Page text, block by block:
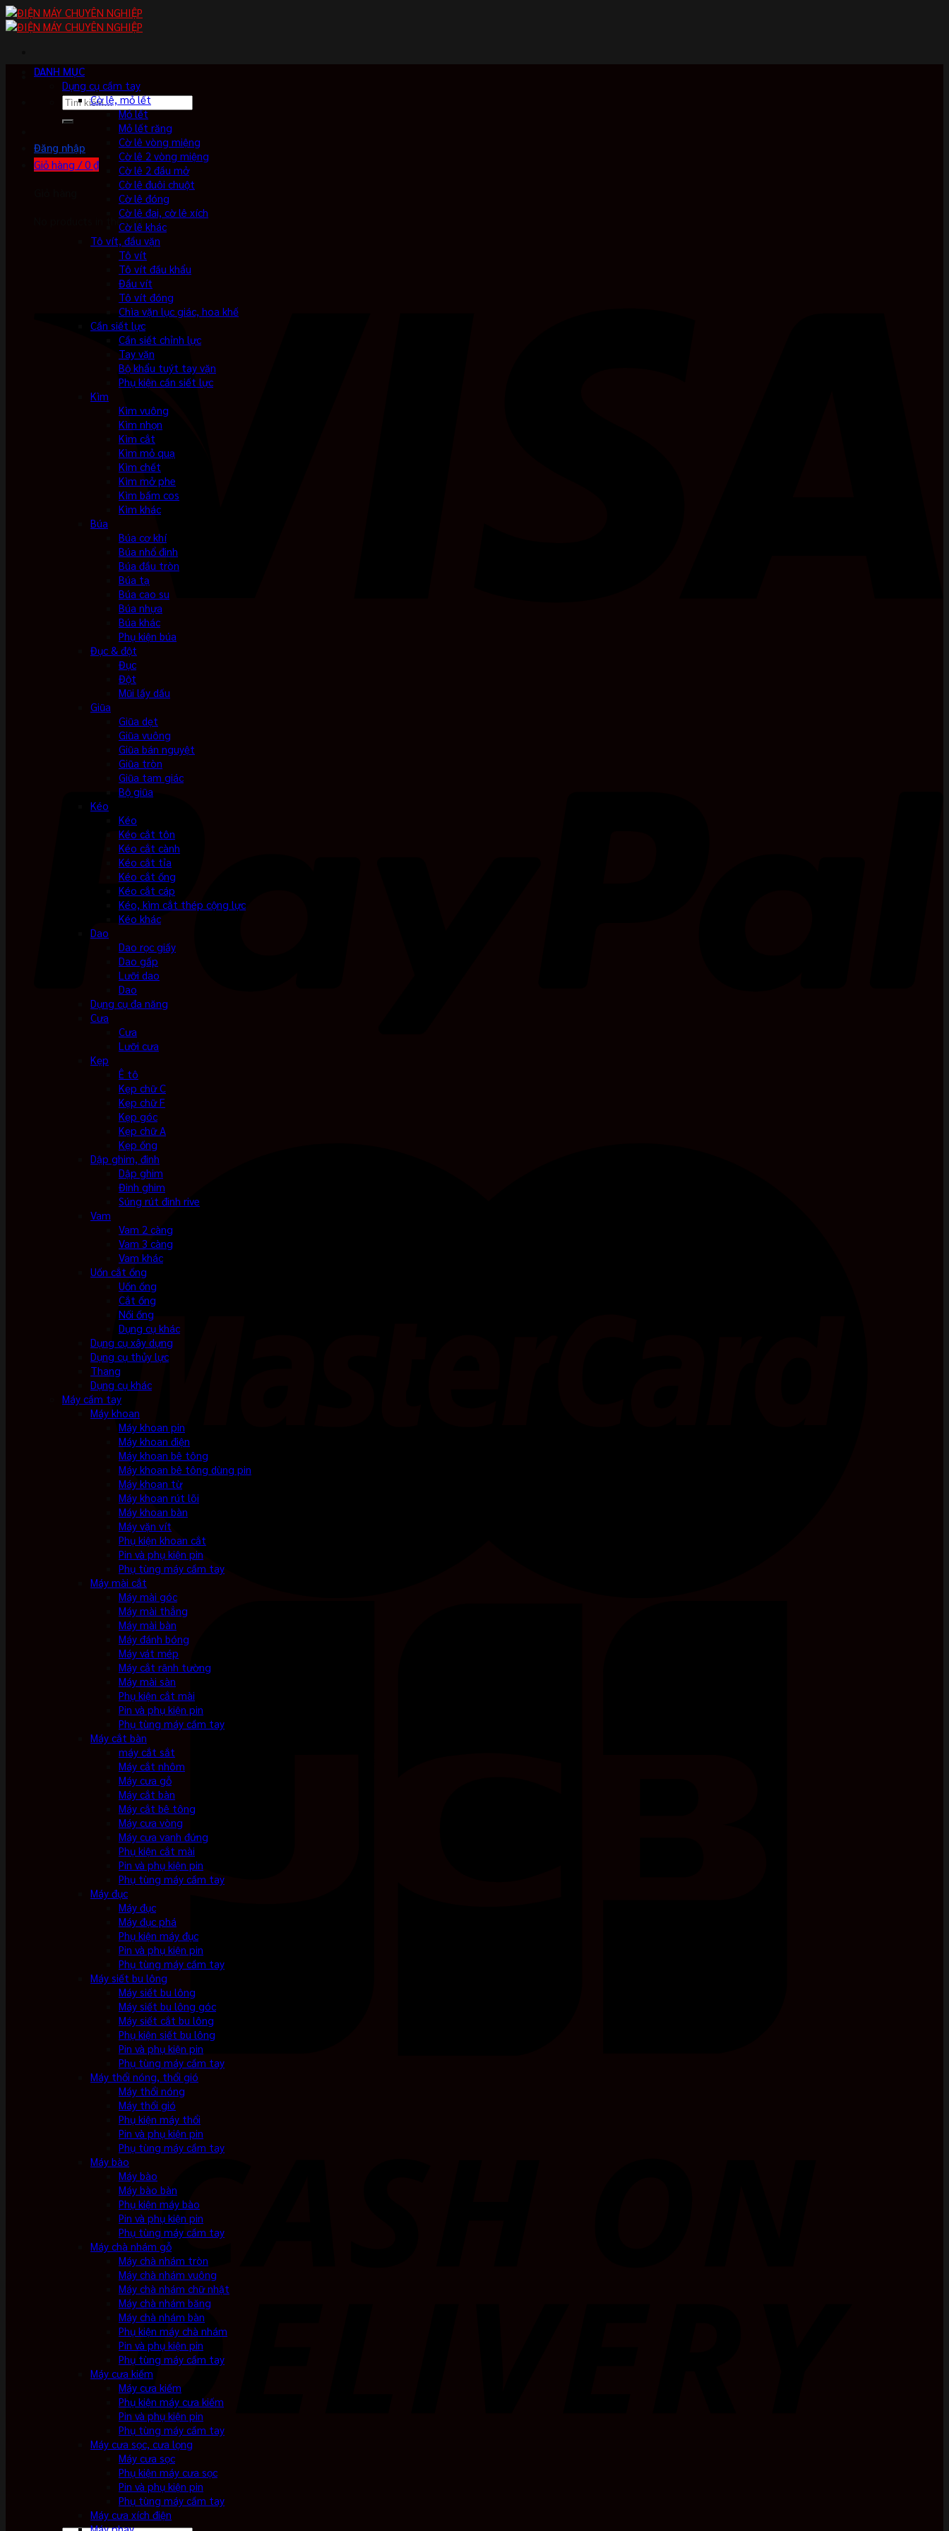
Skip
to
Tìm
kiếm:
Đăng nhập
Giỏ hàng /0 ₫
No products in the cart.
DANH MỤC
Dụng cụ cầm tay
Cờ lê, mỏ lết
Mỏ lết
Mỏ lết răng
Cờ lê vòng miệng
Cờ lê 2 vòng miệng
Cờ lê 2 đầu mở
Cờ lê đuôi chuột
Cờ lê đóng
Cờ lê đai, cờ lê xích
Cờ lê khác
Tô vít, đầu vặn
Tô vít
Tô vít đầu khẩu
Đầu vít
Tô vít đóng
Chìa vặn lục giác, hoa khế
Cần siết lực
Cần siết chỉnh lực
Tay vặn
Bộ khẩu tuýt tay vặn
Phụ kiện cần siết lực
Kìm
Kìm vuông
Kìm nhọn
Kìm cắt
Kìm mỏ quạ
Kìm chết
Kìm mở phe
Kìm bấm cos
Kìm khác
Búa
Búa cơ khí
Búa nhổ đinh
Búa đầu tròn
Búa tạ
Búa cao su
Búa nhựa
Búa khác
Phụ kiện búa
Đục & đột
Đục
Đột
Mũi lấy dấu
Giũa
Giũa dẹt
Giũa vuông
Giũa bán nguyệt
Giũa tròn
Giũa tam giác
Bộ giũa
Kéo
Kéo
Kéo cắt tôn
Kéo cắt cành
Kéo cắt tỉa
Kéo cắt ống
Kéo cắt cáp
Kéo, kìm cắt thép cộng lực
Kéo khác
Dao
Dao rọc giấy
Dao gấp
Lưỡi dao
Dao
Dụng cụ đa năng
Cưa
Cưa
Lưỡi cưa
Kẹp
Ê tô
Kẹp chữ C
Kẹp chữ F
Kẹp góc
Kẹp chữ A
Kẹp ống
Dập ghim, đinh
Dập ghim
Đinh ghim
Súng rút đinh rive
Vam
Vam 2 càng
Vam 3 càng
Vam khác
Uốn cắt ống
Uốn ống
Cắt ống
Nối ống
Dụng cụ khác
Dụng cụ xây dựng
Dụng cụ thủy lực
Thang
Dụng cụ khác
Máy cầm tay
Máy khoan
Máy khoan pin
Máy khoan điện
Máy khoan bê tông
Máy khoan bê tông dùng pin
Máy khoan từ
Máy khoan rút lõi
Máy khoan bàn
Máy vặn vít
Phụ kiện khoan cắt
Pin và phụ kiện pin
Phụ tùng máy cầm tay
Máy mài cắt
Máy mài góc
Máy mài thẳng
Máy mài bàn
Máy đánh bóng
Máy vát mép
Máy cắt rãnh tường
Máy mài sàn
Phụ kiện cắt mài
Pin và phụ kiện pin
Phụ tùng máy cầm tay
Máy cắt bàn
máy cắt sắt
Máy cắt nhôm
Máy cưa gỗ
Máy cắt bàn
Máy cắt bê tông
Máy cưa vòng
Máy cưa vanh đứng
Phụ kiện cắt mài
Pin và phụ kiện pin
Phụ tùng máy cầm tay
Máy đục
Máy đục
Máy đục phá
Phụ kiện máy đục
Pin và phụ kiện pin
Phụ tùng máy cầm tay
Máy siết bu lông
Máy siết bu lông
Máy siết bu lông góc
Máy siết cắt bu lông
Phụ kiện siết bu lông
Pin và phụ kiện pin
Phụ tùng máy cầm tay
Máy thổi nóng, thổi gió
Máy thổi nóng
Máy thổi gió
Phụ kiện máy thổi
Pin và phụ kiện pin
Phụ tùng máy cầm tay
Máy bào
Máy bào
Máy bào bàn
Phụ kiện máy bào
Pin và phụ kiện pin
Phụ tùng máy cầm tay
Máy chà nhám gỗ
Máy chà nhám tròn
Máy chà nhám vuông
Máy chà nhám chữ nhật
Máy chà nhám băng
Máy chà nhám bàn
Phụ kiện máy chà nhám
Pin và phụ kiện pin
Phụ tùng máy cầm tay
Máy cưa kiếm
Máy cưa kiếm
Phụ kiện máy cưa kiếm
Pin và phụ kiện pin
Phụ tùng máy cầm tay
Máy cưa sọc, cưa lọng
Máy cưa sọc
Phụ kiện máy cưa sọc
Pin và phụ kiện pin
Phụ tùng máy cầm tay
Máy cưa xích điện